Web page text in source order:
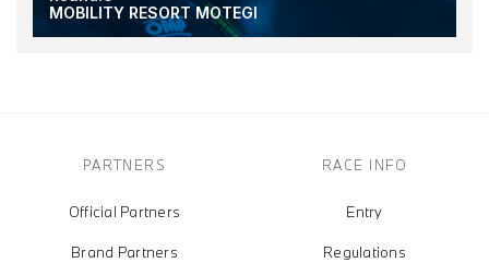
MOBILITY RESORT MOTEGI
PARTNERS
Official Partners
Brand Partners
RACE INFO
Entry
Regulations